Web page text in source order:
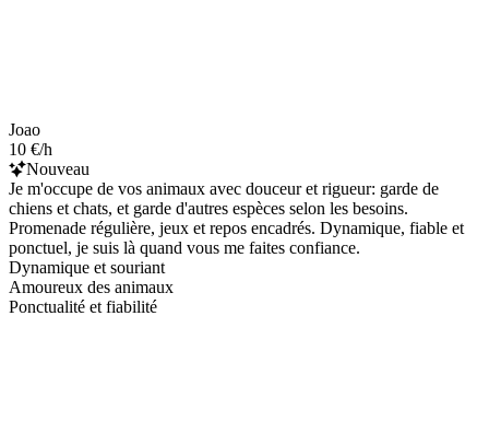
Joao
10 €/h
Nouveau
Je m'occupe de vos animaux avec douceur et rigueur: garde de
chiens et chats, et garde d'autres espèces selon les besoins.
Promenade régulière, jeux et repos encadrés. Dynamique, fiable et
ponctuel, je suis là quand vous me faites confiance.
Dynamique et souriant
Amoureux des animaux
Ponctualité et fiabilité